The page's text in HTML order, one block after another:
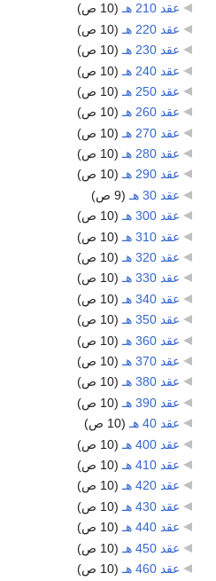
عقد 210 هـ
‏ (10 ص)
عقد 220 هـ
(10 ص)
عقد 230 هـ
(10 ص)
عقد 240 هـ
(10 ص)
عقد 250 هـ
(10 ص)
عقد 260 هـ
‏ (10 ص)
عقد 270 هـ
(10 ص)
عقد 280 هـ
(10 ص)
عقد 290 هـ
‏ (10 ص)
عقد 30 هـ
(9 ص)
عقد 300 هـ
‏ (10 ص)
عقد 310 هـ
(10 ص)
عقد 320 هـ
(10 ص)
عقد 330 هـ
‏ (10 ص)
عقد 340 هـ
(10 ص)
عقد 350 هـ
‏ (10 ص)
عقد 360 هـ
(10 ص)
عقد 370 هـ
(10 ص)
عقد 380 هـ
‏ (10 ص)
عقد 390 هـ
(10 ص)
عقد 40 هـ
(10 ص)
عقد 400 هـ
(10 ص)
عقد 410 هـ
(10 ص)
عقد 420 هـ
‏ (10 ص)
عقد 430 هـ
(10 ص)
عقد 440 هـ
(10 ص)
عقد 450 هـ
(10 ص)
عقد 460 هـ
(10 ص)